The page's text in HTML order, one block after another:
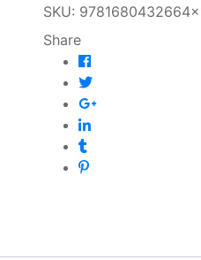
SKU:
Share